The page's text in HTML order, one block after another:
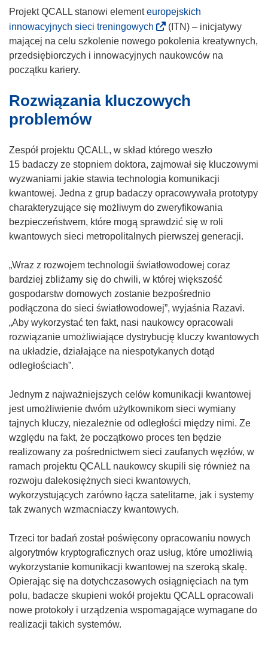
o
ś
n
i
t
z
y
s
i
ę
w
n
w
y
m
o
k
n
i
Projekt QCALL stanowi elementeuropejskich
innowacyjnych sieci treningowych
o
d
ś
o
t
w
o
r
z
y
i
ę
w
n
o
w
y
k
n
i
e
)
(ITN) – inicjatywy
mającej na celu szkolenie nowego pokolenia kreatywnych,
przedsiębiorczych i innowacyjnych naukowców na
początku kariery.
Rozwiązania kluczowych
problemów
Zespół projektu QCALL, w skład którego weszło
15 badaczy ze stopniem doktora, zajmował się kluczowymi
wyzwaniami jakie stawia technologia komunikacji
kwantowej. Jedna z grup badaczy opracowywała prototypy
charakteryzujące się możliwym do zweryfikowania
bezpieczeństwem, które mogą sprawdzić się w roli
kwantowych sieci metropolitalnych pierwszej generacji.
„Wraz z rozwojem technologii światłowodowej coraz
bardziej zbliżamy się do chwili, w której większość
gospodarstw domowych zostanie bezpośrednio
podłączona do sieci światłowodowej”, wyjaśnia Razavi.
„Aby wykorzystać ten fakt, nasi naukowcy opracowali
rozwiązanie umożliwiające dystrybucję kluczy kwantowych
na układzie, działające na niespotykanych dotąd
odległościach”.
Jednym z najważniejszych celów komunikacji kwantowej
jest umożliwienie dwóm użytkownikom sieci wymiany
tajnych kluczy, niezależnie od odległości między nimi. Ze
względu na fakt, że początkowo proces ten będzie
realizowany za pośrednictwem sieci zaufanych węzłów, w
ramach projektu QCALL naukowcy skupili się również na
rozwoju dalekosiężnych sieci kwantowych,
wykorzystujących zarówno łącza satelitarne, jak i systemy
tak zwanych wzmacniaczy kwantowych.
Trzeci tor badań został poświęcony opracowaniu nowych
algorytmów kryptograficznych oraz usług, które umożliwią
wykorzystanie komunikacji kwantowej na szeroką skalę.
Opierając się na dotychczasowych osiągnięciach na tym
polu, badacze skupieni wokół projektu QCALL opracowali
nowe protokoły i urządzenia wspomagające wymagane do
realizacji takich systemów.